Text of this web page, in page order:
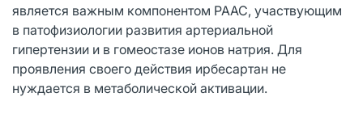
является важным компонентом РААС, участвующим
в патофизиологии развития артериальной
гипертензии и в гомеостазе ионов натрия. Для
проявления своего действия ирбесартан не
нуждается в метаболической активации.